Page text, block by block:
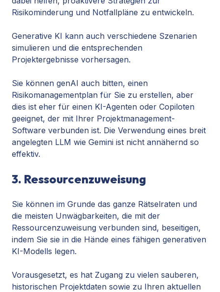
Risikominderung und Notfallpläne zu entwickeln.
Generative KI kann auch verschiedene Szenarien
simulieren und die entsprechenden
Projektergebnisse vorhersagen.
Sie können genAI auch bitten, einen
Risikomanagementplan für Sie zu erstellen, aber
dies ist eher für einen KI-Agenten oder Copiloten
geeignet, der mit Ihrer Projektmanagement-
Software verbunden ist. Die Verwendung eines breit
angelegten LLM wie Gemini ist nicht annähernd so
effektiv.
3. Ressourcenzuweisung
Sie können im Grunde das ganze Rätselraten und
die meisten Unwägbarkeiten, die mit der
Ressourcenzuweisung verbunden sind, beseitigen,
indem Sie sie in die Hände eines fähigen generativen
KI-Modells legen.
Vorausgesetzt, es hat Zugang zu vielen sauberen,
historischen Projektdaten sowie zu Ihren aktuellen